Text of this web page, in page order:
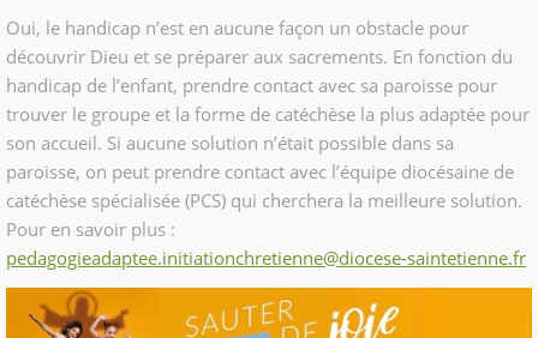
Oui, le handicap n’est en aucune façon un obstacle pour
découvrir Dieu et se préparer aux sacrements. En fonction du
handicap de l’enfant, prendre contact avec sa paroisse pour
trouver le groupe et la forme de catéchèse la plus adaptée pour
son accueil. Si aucune solution n’était possible dans sa
paroisse, on peut prendre contact avec l’équipe diocésaine de
catéchèse spécialisée (PCS) qui cherchera la meilleure solution.
Pour en savoir plus :
pedagogieadaptee.initiationchretienne@diocese-saintetienne.fr